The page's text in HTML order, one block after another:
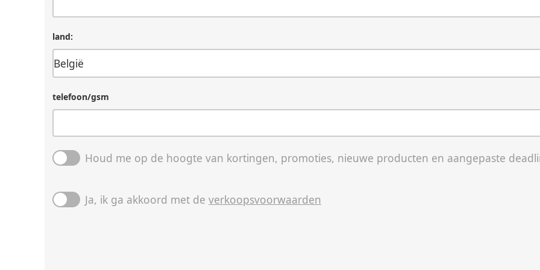
land:
telefoon/gsm
Houd me op de hoogte van kortingen, promoties, nieuwe producten en aangepaste
Ja, ik ga akkoord met deverkoopsvoorwaarden